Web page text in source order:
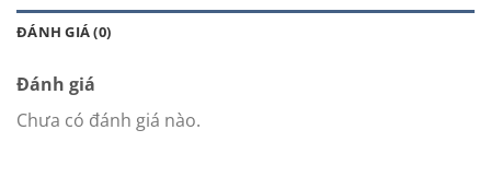
ĐÁNH GIÁ (0)
Đánh giá
Chưa có đánh giá nào.